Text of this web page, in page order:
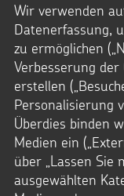
2027
< 1 2
Wir verwenden
Datenerfassung,
zu ermöglichen
Verbesserung
erstellen
Personalisierung
Überdies binden
Medien ein
über „Lassen Sie
ausgewählten